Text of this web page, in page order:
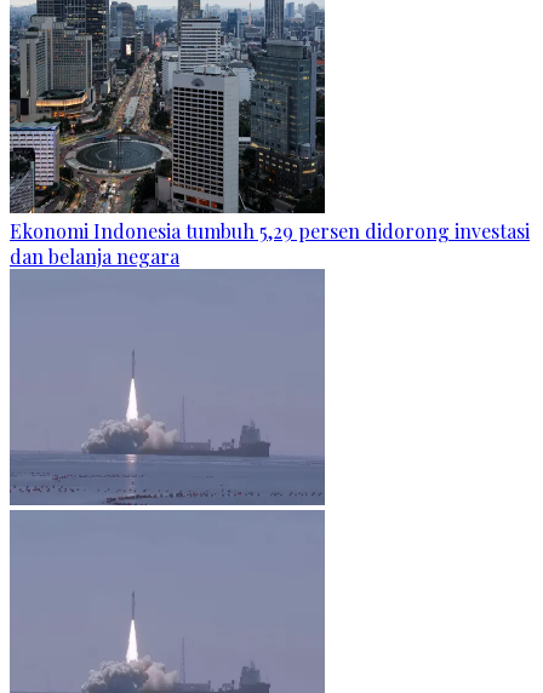
Ekonomi Indonesia tumbuh 5,29 persen didorong investasi
dan belanja negara